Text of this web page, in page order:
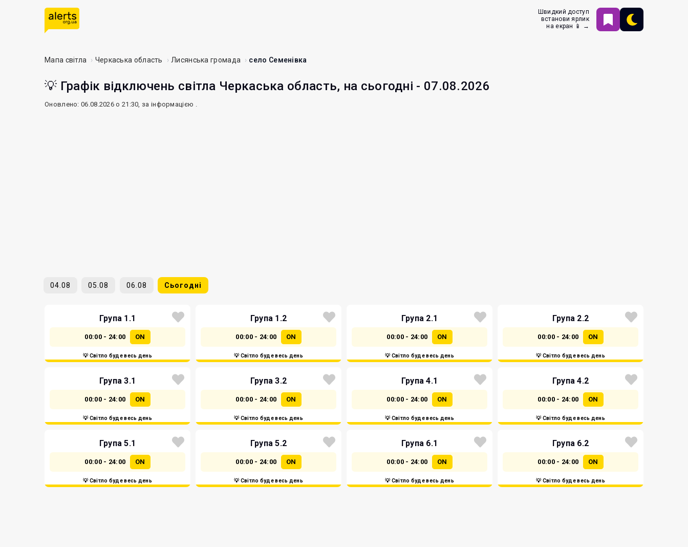
Швидкий доступ
встанови ярлик
на екран 📱 →
Мапа світла Черкаська область Лисянська громада село Семенівка
💡 Графік відключень світла Черкаська область, на сьогодні - 07.08.2026
Оновлено: 06.08.2026 о 21:30, за інформацією .
04.08 05.08 06.08 Сьогодні
Група 1.1
00:00 - 24:00 ON
💡 Світло буде весь день
Група 1.2
00:00 - 24:00 ON
💡 Світло буде весь день
Група 2.1
00:00 - 24:00 ON
💡 Світло буде весь день
Група 2.2
00:00 - 24:00 ON
💡 Світло буде весь день
Група 3.1
00:00 - 24:00 ON
💡 Світло буде весь день
Група 3.2
00:00 - 24:00 ON
💡 Світло буде весь день
Група 4.1
00:00 - 24:00 ON
💡 Світло буде весь день
Група 4.2
00:00 - 24:00 ON
💡 Світло буде весь день
Група 5.1
00:00 - 24:00 ON
💡 Світло буде весь день
Група 5.2
00:00 - 24:00 ON
💡 Світло буде весь день
Група 6.1
00:00 - 24:00 ON
💡 Світло буде весь день
Група 6.2
00:00 - 24:00 ON
💡 Світло буде весь день